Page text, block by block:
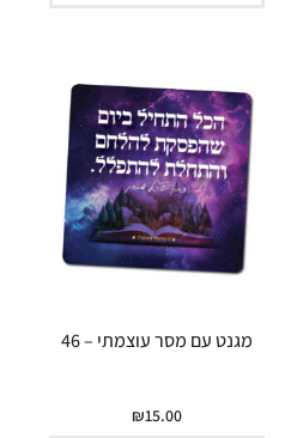
מגנט עם מסר עוצמתי – 46
₪15.00